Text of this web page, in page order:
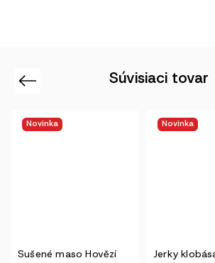
Súvisiaci tovar
Previous
Jerky klobása Worcestr